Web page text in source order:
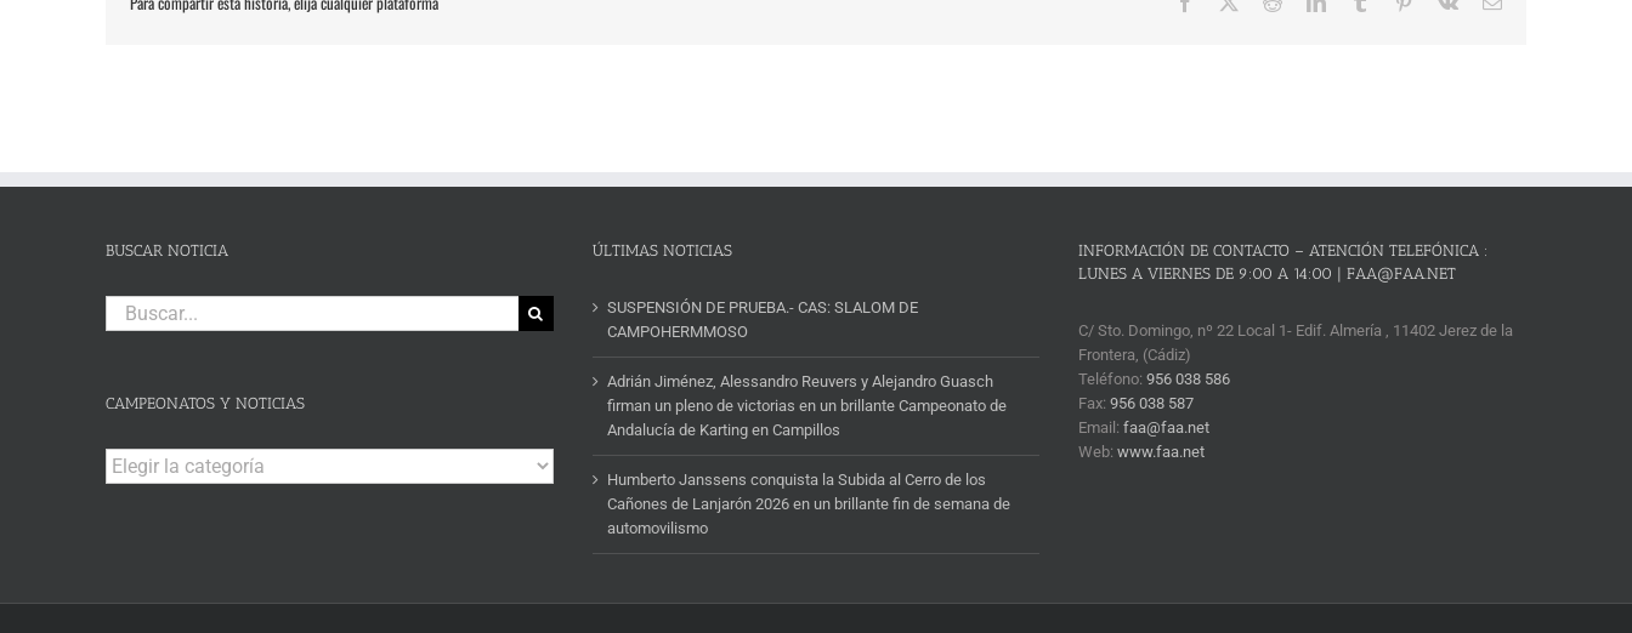
BUSCAR NOTICIA
Buscar:
CAMPEONATOS Y NOTICIAS
Campeonatos
y
ÚLTIMAS NOTICIAS
SUSPENSIÓN DE PRUEBA.- CAS: SLALOM DE
CAMPOHERMMOSO
Adrián Jiménez, Alessandro Reuvers y Alejandro Guasch
firman un pleno de victorias en un brillante Campeonato de
Andalucía de Karting en Campillos
Humberto Janssens conquista la Subida al Cerro de los
Cañones de Lanjarón 2026 en un brillante fin de semana de
automovilismo
INFORMACIÓN DE CONTACTO – ATENCIÓN TELEFÓNICA :
LUNES A VIERNES DE 9:00 A 14:00 | FAA@FAA.NET
C/ Sto. Domingo, nº 22 Local 1- Edif. Almería , 11402 Jerez de la
Frontera, (Cádiz)
Teléfono:956 038 586
Fax:956 038 587
Email:faa@faa.net
Web:www.faa.net